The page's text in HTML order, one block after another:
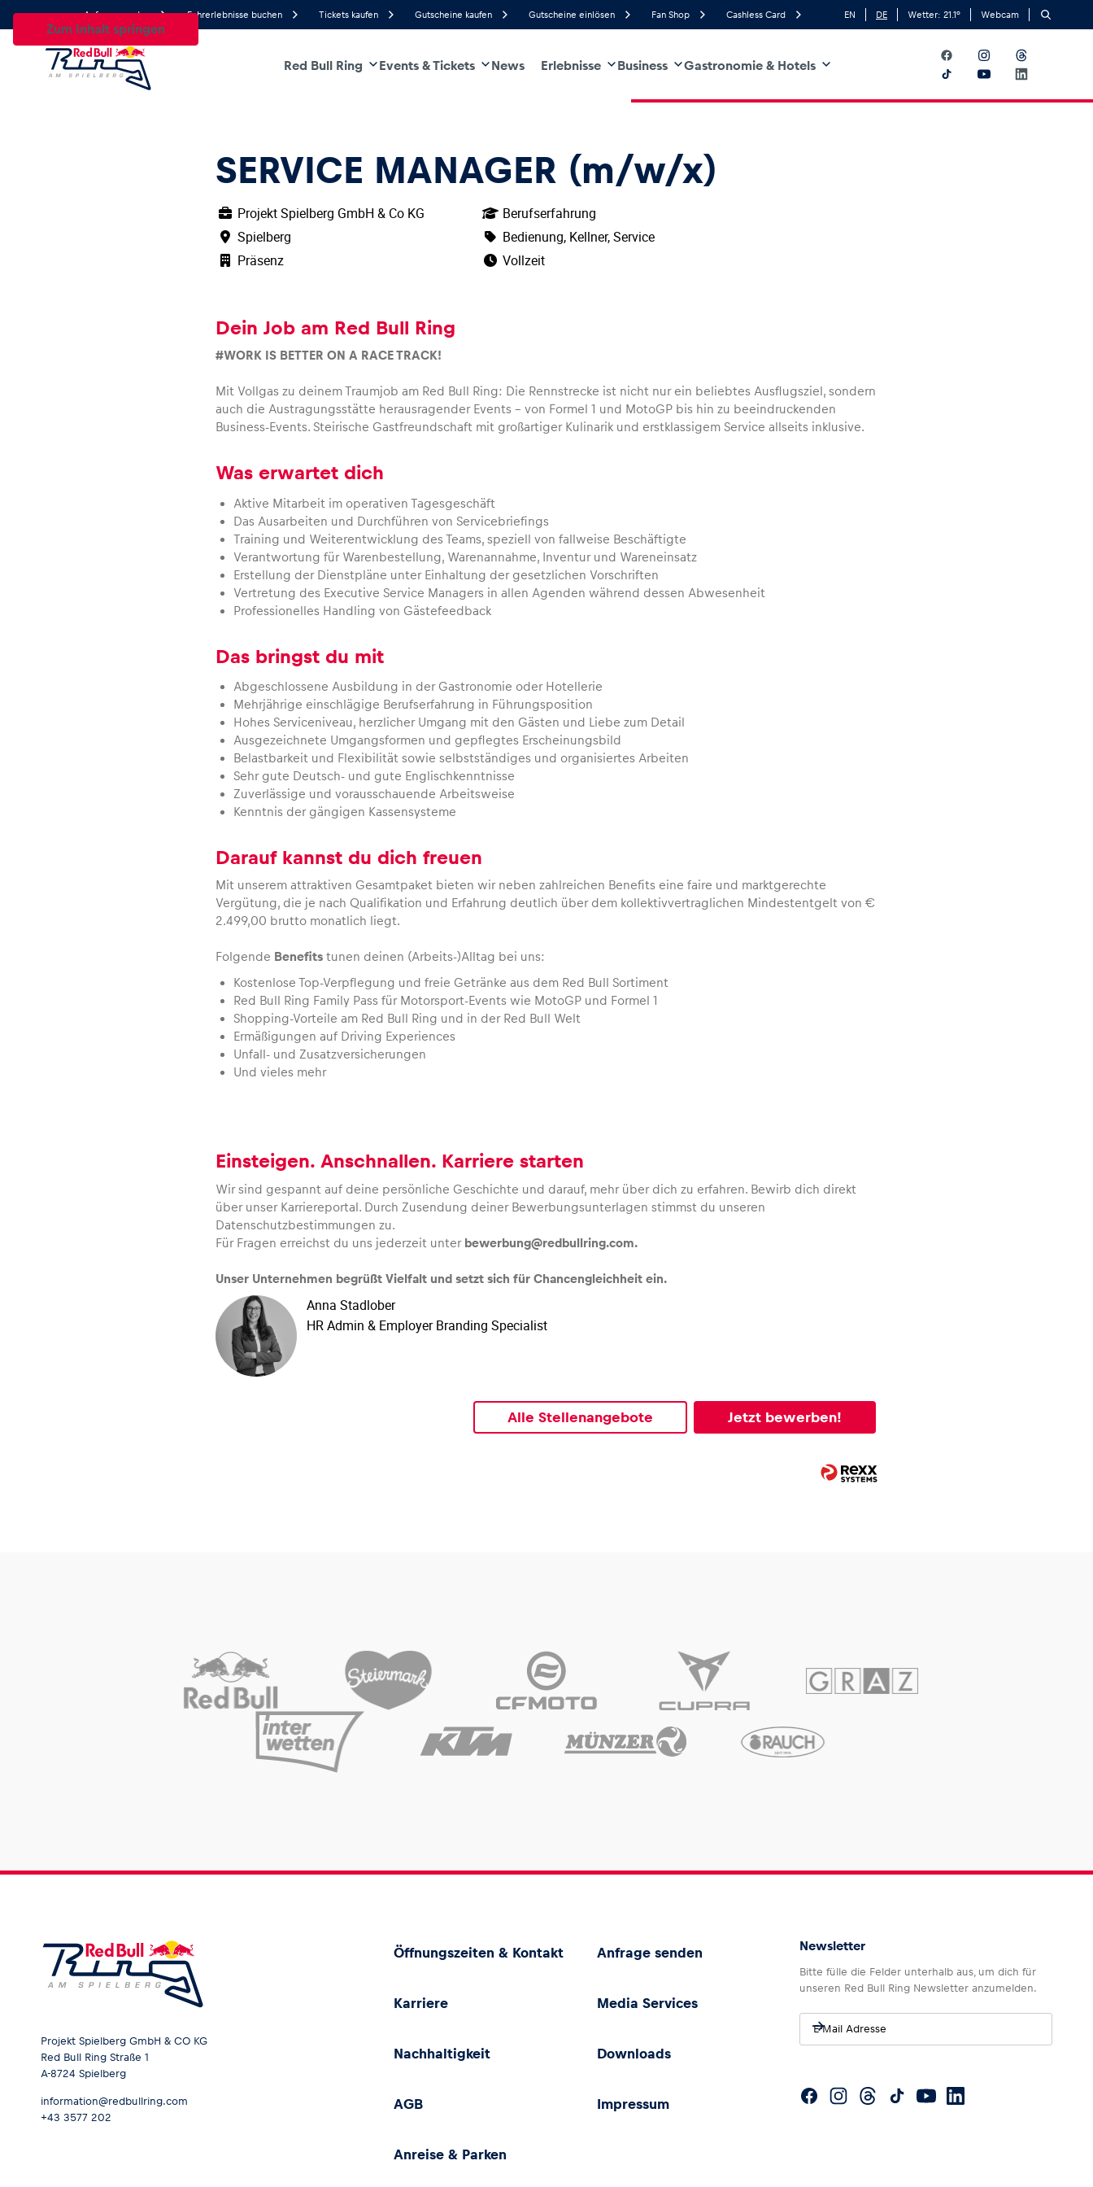
Zum Inhalt springen
Anfrage senden Fahrerlebnisse buchen Tickets kaufen Gutscheine kaufen Gutscheine einlösen Fan Shop Cashless Card EN DE Wetter: 21.1° Webcam
Red Bull Ring Events & Tickets News Erlebnisse Business Gastronomie & Hotels
SERVICE MANAGER (m/w/x)
Projekt Spielberg GmbH & Co KG
Spielberg
Präsenz
Berufserfahrung
Bedienung, Kellner, Service
Vollzeit
Dein Job am Red Bull Ring
#WORK IS BETTER ON A RACE TRACK!
Mit Vollgas zu deinem Traumjob am Red Bull Ring: Die Rennstrecke ist nicht nur ein beliebtes Ausflugsziel, sondern
auch die Austragungsstätte herausragender Events – von Formel 1 und MotoGP bis hin zu beeindruckenden
Business-Events. Steirische Gastfreundschaft mit großartiger Kulinarik und erstklassigem Service allseits inklusive.
Was erwartet dich
Aktive Mitarbeit im operativen Tagesgeschäft
Das Ausarbeiten und Durchführen von Servicebriefings
Training und Weiterentwicklung des Teams, speziell von fallweise Beschäftigte
Verantwortung für Warenbestellung, Warenannahme, Inventur und Wareneinsatz
Erstellung der Dienstpläne unter Einhaltung der gesetzlichen Vorschriften
Vertretung des Executive Service Managers in allen Agenden während dessen Abwesenheit
Professionelles Handling von Gästefeedback
Das bringst du mit
Abgeschlossene Ausbildung in der Gastronomie oder Hotellerie
Mehrjährige einschlägige Berufserfahrung in Führungsposition
Hohes Serviceniveau, herzlicher Umgang mit den Gästen und Liebe zum Detail
Ausgezeichnete Umgangsformen und gepflegtes Erscheinungsbild
Belastbarkeit und Flexibilität sowie selbstständiges und organisiertes Arbeiten
Sehr gute Deutsch- und gute Englischkenntnisse
Zuverlässige und vorausschauende Arbeitsweise
Kenntnis der gängigen Kassensysteme
Darauf kannst du dich freuen
Mit unserem attraktiven Gesamtpaket bieten wir neben zahlreichen Benefits eine faire und marktgerechte
Vergütung, die je nach Qualifikation und Erfahrung deutlich über dem kollektivvertraglichen Mindestentgelt von €
2.499,00 brutto monatlich liegt.
Folgende Benefits tunen deinen (Arbeits-)Alltag bei uns:
Kostenlose Top-Verpflegung und freie Getränke aus dem Red Bull Sortiment
Red Bull Ring Family Pass für Motorsport-Events wie MotoGP und Formel 1
Shopping-Vorteile am Red Bull Ring und in der Red Bull Welt
Ermäßigungen auf Driving Experiences
Unfall- und Zusatzversicherungen
Und vieles mehr
Einsteigen. Anschnallen. Karriere starten
Wir sind gespannt auf deine persönliche Geschichte und darauf, mehr über dich zu erfahren. Bewirb dich direkt
über unser Karriereportal. Durch Zusendung deiner Bewerbungsunterlagen stimmst du unseren
Datenschutzbestimmungen zu.
Für Fragen erreichst du uns jederzeit unter bewerbung@redbullring.com.
Unser Unternehmen begrüßt Vielfalt und setzt sich für Chancengleichheit ein.
Anna Stadlober
HR Admin & Employer Branding Specialist
Alle Stellenangebote Jetzt bewerben!
Projekt Spielberg GmbH & CO KG
Red Bull Ring Straße 1
A-8724 Spielberg
information@redbullring.com
+43 3577 202
Öffnungszeiten & Kontakt Anfrage senden
Karriere Media Services
Nachhaltigkeit Downloads
AGB Impressum
Anreise & Parken
Newsletter
Bitte fülle die Felder unterhalb aus, um dich für
unseren Red Bull Ring Newsletter anzumelden.